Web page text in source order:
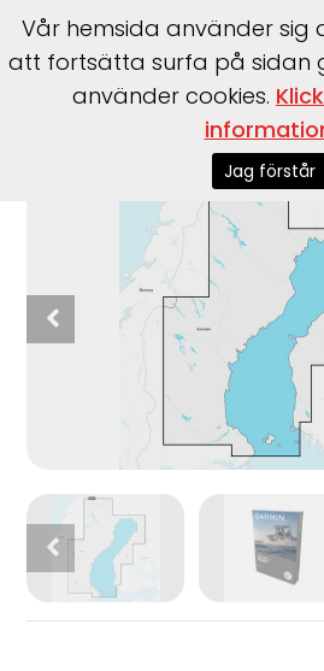
Garmin>Garmin
Vår hemsida använder sig
att fortsätta surfa på sidan
använder cookies.
Jag förstår